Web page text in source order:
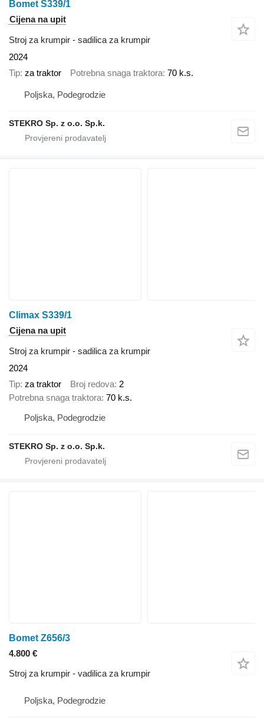
Bomet S339/1
Cijena na upit
Stroj za krumpir - sadilica za krumpir
2024
Tip za traktor Potrebna snaga traktora 70 k.s.
Poljska, Podegrodzie
STEKRO Sp. z o.o. Sp.k.
Climax S339/1
Cijena na upit
Stroj za krumpir - sadilica za krumpir
2024
Tip za traktor Broj redova 2
Potrebna snaga traktora 70 k.s.
Poljska, Podegrodzie
STEKRO Sp. z o.o. Sp.k.
Bomet Z656/3
4.800 €
Stroj za krumpir - vadilica za krumpir
Poljska, Podegrodzie